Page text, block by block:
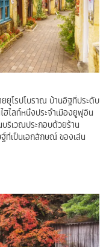
ยุโรปโบราณ บ้านอิฐที่ประดับ
ฮไลท์หนึ่งประจำเมืองยูฟุอิน
บริเวณประกอบด้วยร้าน
ที่เป็นเอกลักษณ์ ของเล่น